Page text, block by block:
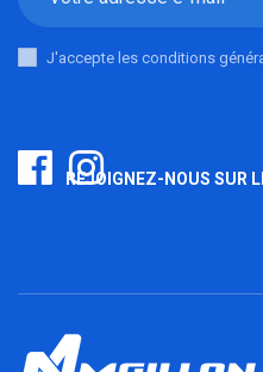
J'accepte les conditions
REJOIGNEZ-NOUS SUR